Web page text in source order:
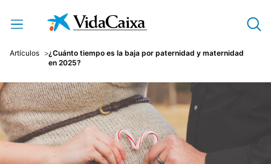
Saltar al contenido principal
Artículos
¿Cuánto tiempo es la baja por paternidad y maternidad
en 2025?